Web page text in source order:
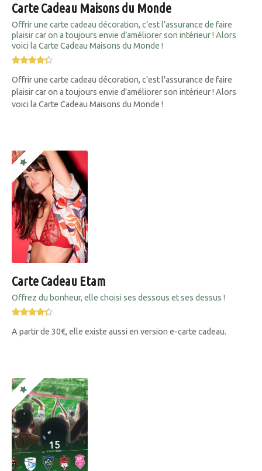
Carte Cadeau Maisons du Monde
Offrir une carte cadeau décoration, c’est l’assurance de faire
plaisir car on a toujours envie d’améliorer son intérieur ! Alors
voici la Carte Cadeau Maisons du Monde !
Offrir une carte cadeau décoration, c'est l'assurance de faire
plaisir car on a toujours envie d'améliorer son intérieur ! Alors
voici la Carte Cadeau Maisons du Monde !
Carte Cadeau Etam
Offrez du bonheur, elle choisi ses dessous et ses dessus !
A partir de 30€, elle existe aussi en version e-carte cadeau.